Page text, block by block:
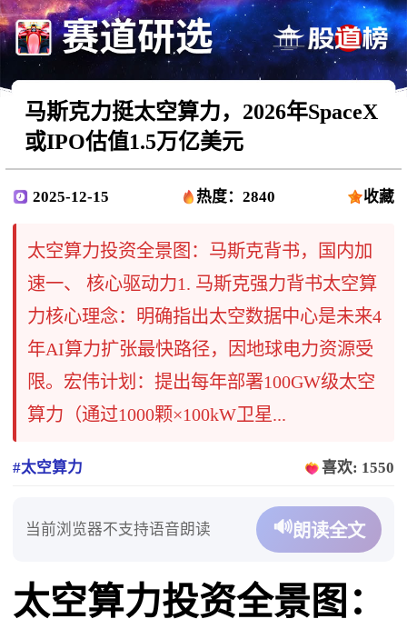
马斯克力挺太空算力，2026年SpaceX
或IPO估值1.5万亿美元
2025-12-15 热度：2840 收藏
太空算力投资全景图：马斯克背书，国内加
速一、 核心驱动力1. 马斯克强力背书太空算
力核心理念：明确指出太空数据中心是未来4
年AI算力扩张最快路径，因地球电力资源受
限。宏伟计划：提出每年部署100GW级太空
算力（通过1000颗×100kW卫星...
#太空算力 喜欢: 1550
当前浏览器不支持语音朗读 🔊朗读全文
太空算力投资全景图：